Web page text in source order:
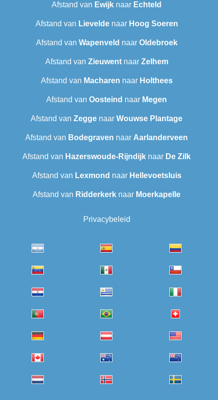
Afstand van Ewijk naar Echteld
Afstand van Lieveldenaar Hoog Soeren
Afstand van Wapenveld naar Oldebroek
Afstand van Zieuwentnaar Zelhem
Afstand van Macharen naar Holthees
Afstand van Oosteind naar Megen
Afstand van Zegge naar Wouwse Plantage
Afstand van Bodegraven naar Aarlanderveen
Afstand van Hazerswoude-Rijndijk naar De Zilk
Afstand van Lexmond naar Hellevoetsluis
Afstand van Ridderkerk naar Moerkapelle
Privacybeleid